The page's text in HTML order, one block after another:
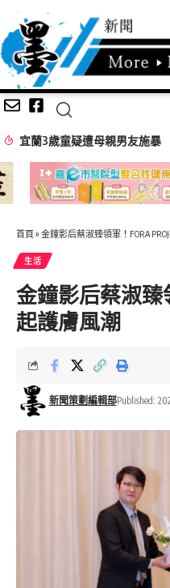
嘉義無人機競賽登場 73隊
首頁 » 金鐘影后蔡淑臻領軍！FORA
生活
金鐘影后蔡淑臻
起護膚風潮
新聞策劃編輯部Published: